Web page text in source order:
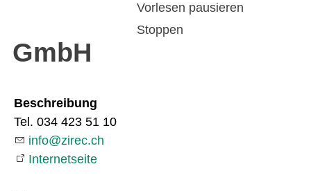
Vorlesen pausieren
Stoppen
Ziegelgut Recycling
GmbH
Beschreibung
Tel. 034 423 51 10
nf
z r c ch
Internetseite